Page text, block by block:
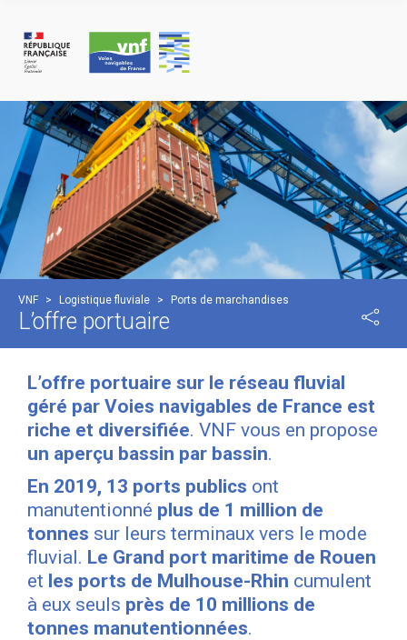
VNF > Logistique fluviale > Ports de marchandises
L’offre portuaire
L’offre portuaire sur le réseau fluvial
géré par Voies navigables de France est
riche et diversifiée. VNF vous en propose
un aperçu bassin par bassin.
En 2019, 13 ports publics ont
manutentionné plus de 1 million de
tonnes sur leurs terminaux vers le mode
fluvial. Le Grand port maritime de Rouen
et les ports de Mulhouse-Rhin cumulent
à eux seuls près de 10 millions de
tonnes manutentionnées.